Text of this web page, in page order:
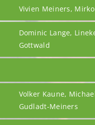
Vivien Meiners,
Dominic Lange,
Gottwald
Volker Kaune,
Gudladt-Meiners